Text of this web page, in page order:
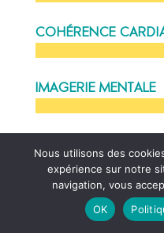
Cohérence
Imagerie mentale
Préférence
Nous utilisons des
expérience sur notre
navigation, vous
OK